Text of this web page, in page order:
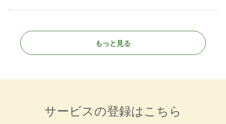
もっと見る
サービスの登録はこちら